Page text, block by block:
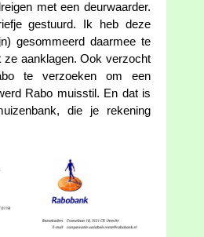
met een deurwaarder.
gestuurd. Ik heb deze
gesommeerd daarmee te
ze aanklagen. Ook verzocht
te verzoeken om een
Rabo muisstil. En dat is
die je rekening